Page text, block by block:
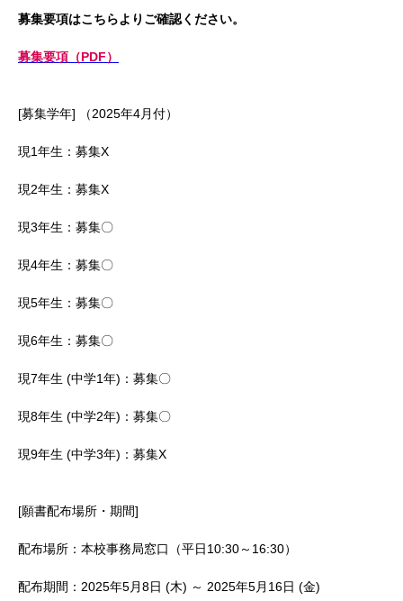
アクセス 教育特例校について
学校見学・説明会
募集要項はこちらよりご確認ください。
募集要項（PDF）
[募集学年] （2025年4月付）
現1年生：募集X
現2年生：募集X
現3年生：募集〇
現4年生：募集〇
現5年生：募集〇
現6年生：募集〇
現7年生 (中学1年)：募集〇
現8年生 (中学2年)：募集〇
現9年生 (中学3年)：募集X
[願書配布場所・期間]
配布場所：本校事務局窓口（平日10:30～16:30）
配布期間：2025年5月8日 (木) ～ 2025年5月16日 (金)